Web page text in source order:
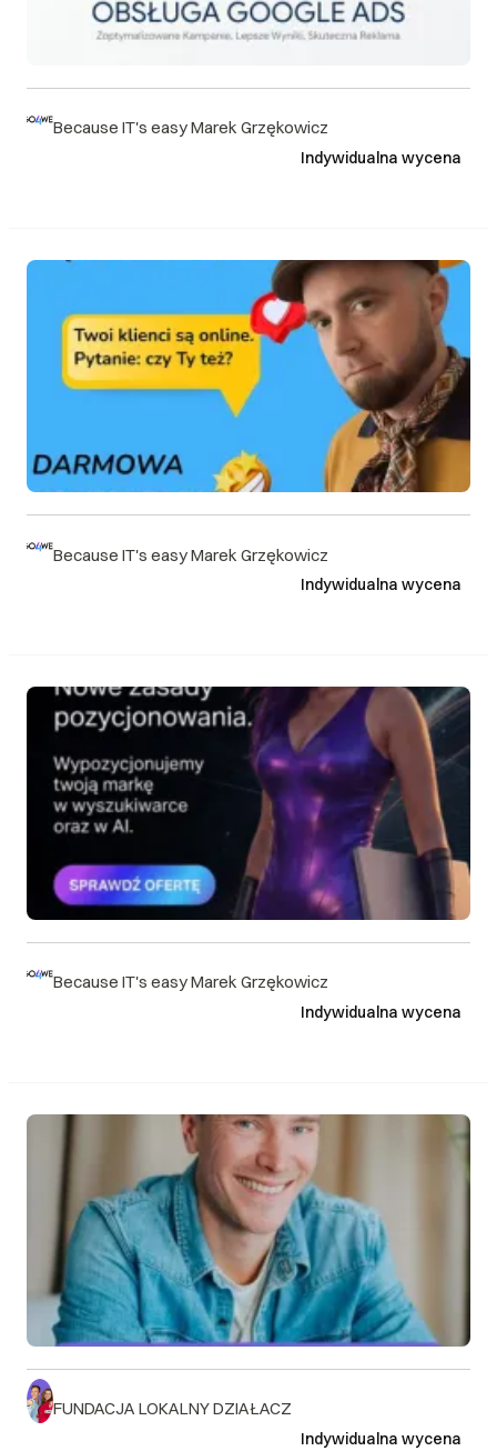
Because IT's easy Marek Grzękowicz
Indywidualna wycena
Because IT's easy Marek Grzękowicz
Indywidualna wycena
Because IT's easy Marek Grzękowicz
Indywidualna wycena
FUNDACJA LOKALNY DZIAŁACZ
Indywidualna wycena